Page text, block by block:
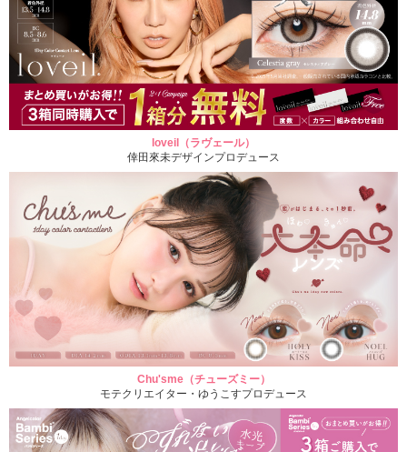
loveil（ラヴェール）
倖田來未デザインプロデュース
Chu'sme（チューズミー）
モテクリエイター・ゆうこすプロデュース